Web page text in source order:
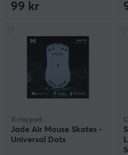
99 kr
X-raypad
Jade Air Mouse Skates -
Universal Dots